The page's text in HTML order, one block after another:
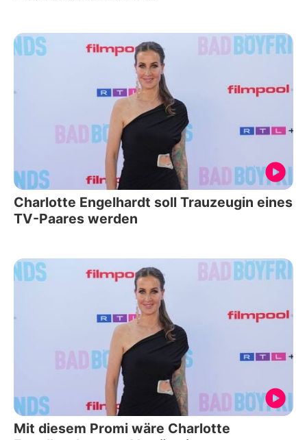
Charlotte Engelhardt soll Trauzeugin eines
TV-Paares werden
Mit diesem Promi wäre Charlotte